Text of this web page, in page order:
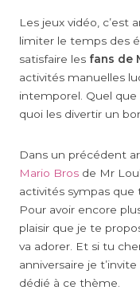
Les jeux vidéo, c’est
limiter le temps des
satisfaire les fans de
activités manuelles
intemporel. Quel que
quoi les divertir un
Dans un précédent
Mario Bros de Mr
activités sympas que
Pour avoir encore
plaisir que je te
va adorer. Et si tu
anniversaire je
dédié à ce thème.